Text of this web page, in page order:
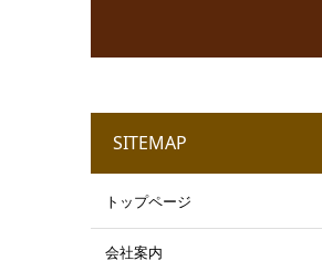
SITEMAP
トップページ
会社案内